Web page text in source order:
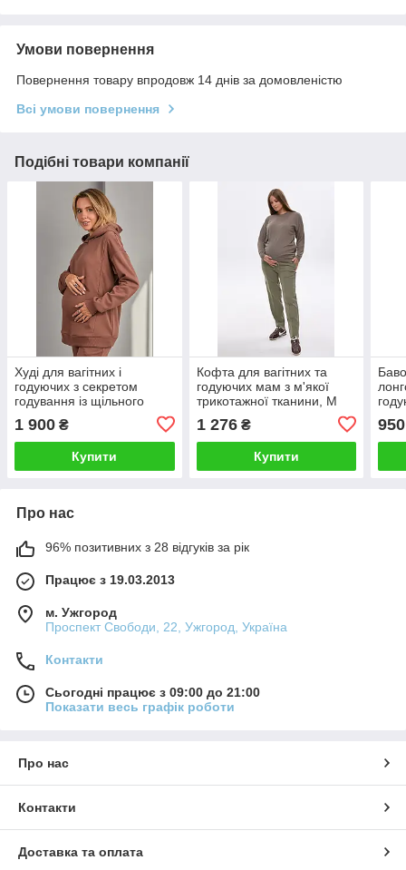
Умови повернення
Повернення товару впродовж 14 днів за домовленістю
Всі умови повернення
Подібні товари компанії
Худі для вагітних і
годуючих з секретом
годування із щільного
1 900 ₴
Купити
Кофта для вагітних та
годуючих мам з м'якої
трикотажної тканини, M
1 276₴
Купити
950
Про нас
96% позитивних з 28 відгуків за рік
Працює з 19.03.2013
м. Ужгород
Проспект Свободи, 22, Ужгород, Україна
Контакти
Сьогодні працює з 09:00 до 21:00
Показати весь графік роботи
Про нас
Контакти
Доставка та оплата